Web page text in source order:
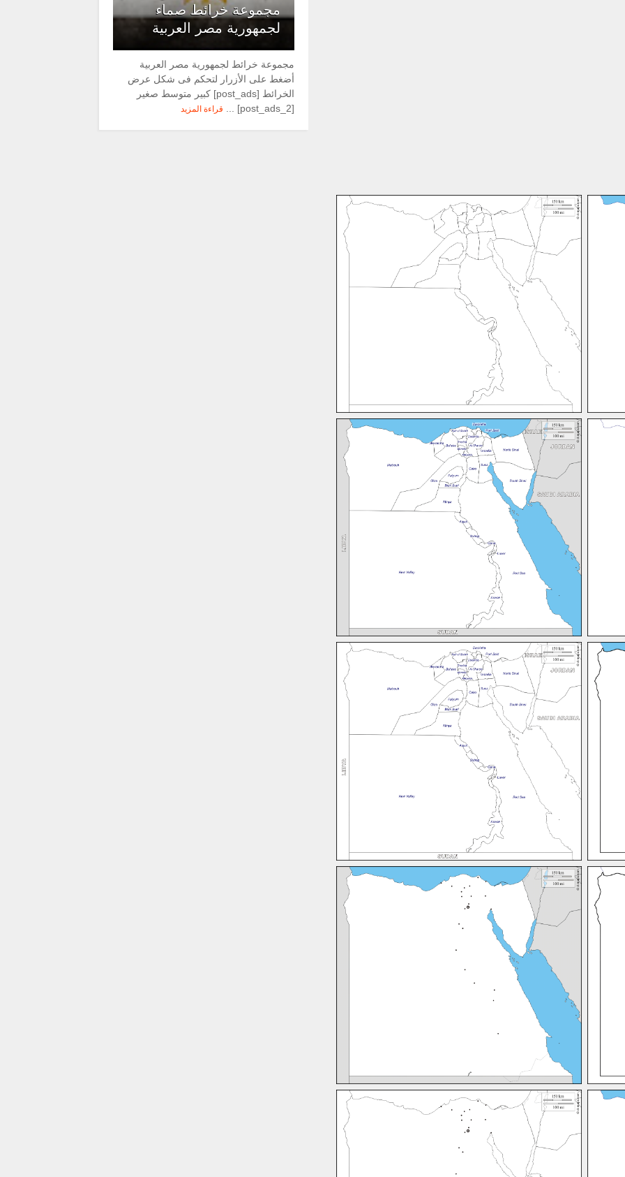
مجموعة خرائط صماء
لجمهورية مصر العربية
مجموعة خرائط لجمهورية مصر العربية
أضغط على الأزرار لتحكم فى شكل عرض
الخرائط [post_ads] كبير متوسط صغير
[post_ads_2] ...
قراءة المزيد